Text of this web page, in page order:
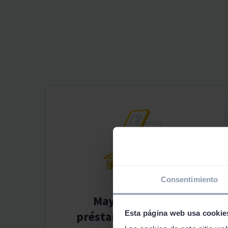
Consentimiento
Esta página web usa
Mayor índice de
préstamos aprobados